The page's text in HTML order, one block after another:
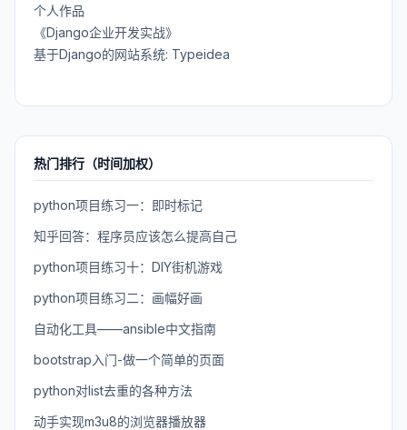
个人作品
《Django企业开发实战》
基于Django的网站系统: Typeidea
热门排行（时间加权）
python项目练习一：即时标记
知乎回答：程序员应该怎么提高自己
python项目练习十：DIY街机游戏
python项目练习二：画幅好画
自动化工具——ansible中文指南
bootstrap入门-做一个简单的页面
python对list去重的各种方法
动手实现m3u8的浏览器播放器